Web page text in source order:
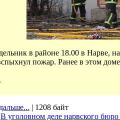
в районе 18.00 в Нарве,
пожар. Ранее в этом
| 1208 байт
В уголовном деле нарвского